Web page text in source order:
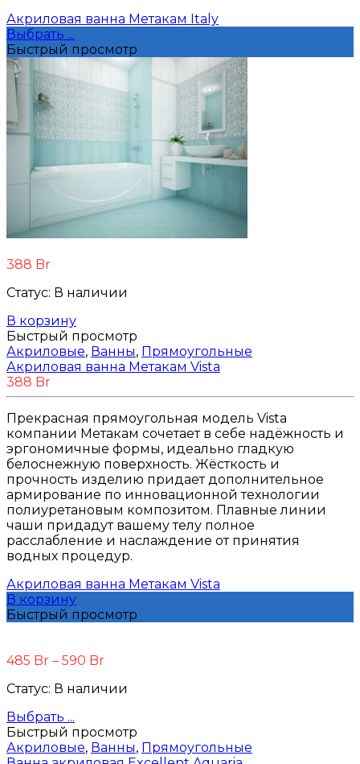
Акриловая ванна Метакам Italy
Выбрать ...
Быстрый просмотр
388 Br
Статус: В наличии
В корзину
Быстрый просмотр
Акриловые, Ванны, Прямоугольные
Акриловая ванна Метакам Vista
388 Br
Прекрасная прямоугольная модель Vista
компании Метакам сочетает в себе надёжность и
эргономичные формы, идеально гладкую
белоснежную поверхность. Жёсткость и
прочность изделию придает дополнительное
армирование по инновационной технологии
полиуретановым композитом. Плавные линии
чаши придадут вашему телу полное
расслабление и наслаждение от принятия
водных процедур.
Акриловая ванна Метакам Vista
В корзину
Быстрый просмотр
485 Br – 590 Br
Статус: В наличии
Выбрать ...
Быстрый просмотр
Акриловые, Ванны, Прямоугольные